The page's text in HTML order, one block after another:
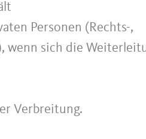
Personen (Rechts-,
wenn sich die
Verbreitung.